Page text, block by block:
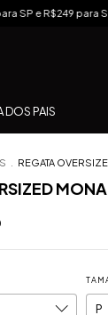
Sul e Sudeste
DOS PAIS
REGATA